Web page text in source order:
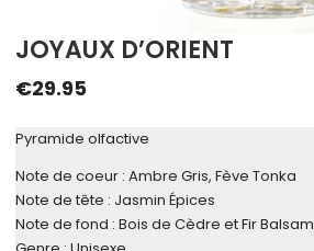
JOYAUX D’ORIENT
€29.95
Pyramide olfactive
Note de coeur : Ambre Gris, Fève Tonka
Note de tête : Jasmin Épices
Note de fond : Bois de Cèdre et Fir Balsam